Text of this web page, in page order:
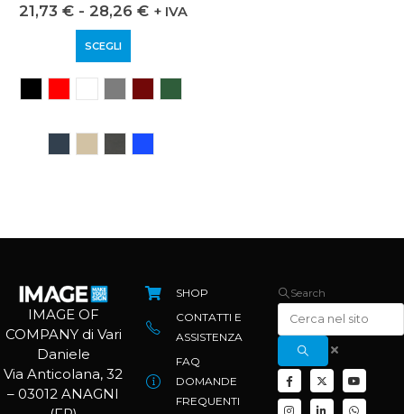
0 out of 5
21,73 € - 28,26 € + IVA
SCEGLI
IMAGE OF
COMPANY di Vari
Daniele
Via Anticolana, 32
– 03012 ANAGNI
SHOP
CONTATTI E
ASSISTENZA
FAQ
DOMANDE
FREQUENTI
Search